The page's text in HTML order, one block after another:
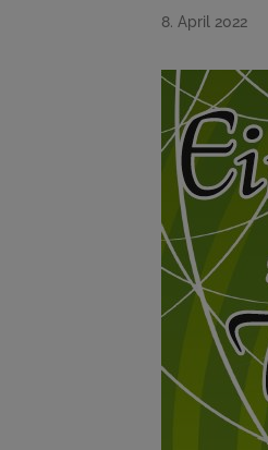
8. April 2022